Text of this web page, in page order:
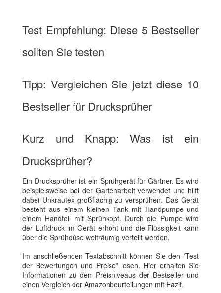
Test Empfehlung: Diese 5 Bestseller
sollten Sie testen
Tipp: Vergleichen Sie jetzt diese 10
Bestseller für Drucksprüher
Kurz und Knapp: Was ist ein
Drucksprüher?
Ein Drucksprüher ist ein Sprühgerät für Gärtner. Es wird
beispielsweise bei der Gartenarbeit verwendet und hilft
dabei Unkrautex großflächig zu versprühen. Das Gerät
besteht aus einem kleinen Tank mit Handpumpe und
einem Handteil mit Sprühkopf. Durch die Pumpe wird
der Luftdruck im Gerät erhöht und die Flüssigkeit kann
über die Sprühdüse weiträumig verteilt werden.
Im anschließenden Textabschnitt können Sie den *Test
der Bewertungen und Preise* lesen. Hier erhalten Sie
Informationen zu den Preisniveaus der Bestseller und
einen Vergleich der Amazonbeurteilungen mit Fazit.